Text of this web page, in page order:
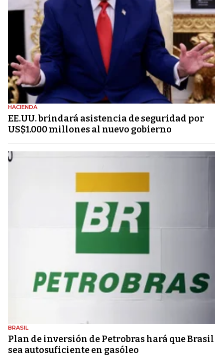
HACIENDA
EE.UU. brindará asistencia de seguridad por
US$1.000 millones al nuevo gobierno
BRASIL
Plan de inversión de Petrobras hará que Brasil
sea autosuficiente en gasóleo